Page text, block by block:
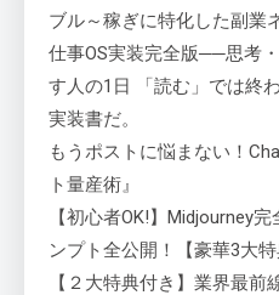
ブル～稼ぎに特化した副業
仕事OS実装完全版──思考
す人の1日 「読む」では終
実装書だ。
もうポストに悩まない！
ト量産術』
【初心者OK!】Midjourney
ンプト全公開！【豪華3大特
【２大特典付き】業界最